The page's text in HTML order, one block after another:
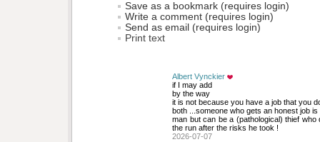
Save as a bookmark (requires login)
Write a comment (requires login)
Send as email (requires login)
Print text
Albert Vynckier
if I may add
by the way
it is not because you have a job that you
both ...someone who gets an honest job
man but can be a (pathological) thief who
the run after the risks he took !
2026-07-07